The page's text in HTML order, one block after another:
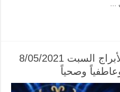
…
“حظك اليوم” توقعات الأبراج السبت 8/05/2021
وصحياً